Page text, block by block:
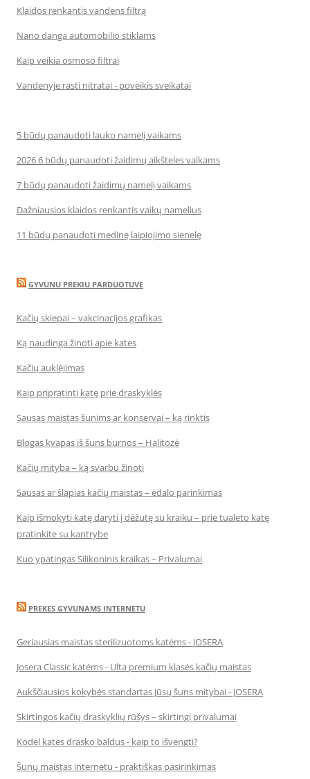
Klaidos renkantis vandens filtrą
Nano danga automobilio stiklams
Kaip veikia osmoso filtrai
Vandenyje rasti nitratai - poveikis sveikatai
5 būdų panaudoti lauko namelį vaikams
2026 6 būdų panaudoti žaidimų aikšteles vaikams
7 būdų panaudoti žaidimų namelį vaikams
Dažniausios klaidos renkantis vaikų namelius
11 būdų panaudoti medinę laipiojimo sienelę
GYVUNU PREKIU PARDUOTUVE
Kačių skiepai – vakcinacijos grafikas
Ką naudinga žinoti apie kates
Kačių auklėjimas
Kaip pripratinti katę prie draskyklės
Sausas maistas šunims ar konservai – ką rinktis
Blogas kvapas iš šuns burnos – Halitozė
Kačių mityba – ką svarbu žinoti
Sausas ar šlapias kačių maistas – ėdalo parinkimas
Kaip išmokyti katę daryti į dėžutę su kraiku – prie tualeto katę
pratinkite su kantrybe
Kuo ypatingas Silikoninis kraikas – Privalumai
PREKES GYVUNAMS INTERNETU
Geriausias maistas sterilizuotoms katėms - JOSERA
Josera Classic katėms - Ulta premium klasės kačių maistas
Aukščiausios kokybės standartas Jūsų šuns mitybai - JOSERA
Skirtingos kačių draskyklių rūšys – skirtingi privalumai
Kodėl katės drasko baldus - kaip to išvengti?
Šunų maistas internetu - praktiškas pasirinkimas